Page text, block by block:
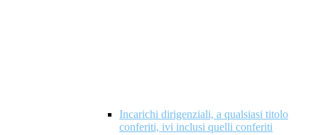
Incarichi dirigenziali, a qualsiasi titolo
conferiti, ivi inclusi quelli conferiti